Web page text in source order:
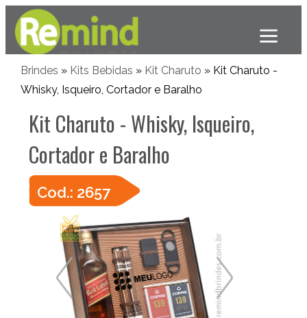
Brindes » Kits Bebidas » Kit Charuto » Kit Charuto -
Whisky, Isqueiro, Cortador e Baralho
Kit Charuto - Whisky, Isqueiro,
Cortador e Baralho
Cod.: 2657